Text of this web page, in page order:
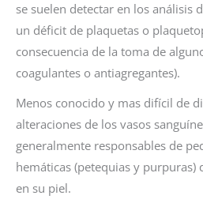
se suelen detectar en los análisis
un déficit de plaquetas o
consecuencia de la toma de
coagulantes o antiagregantes).
Menos conocido y mas difícil de
alteraciones de los vasos
generalmente responsables de
hemáticas (petequias y purpuras)
en su piel.